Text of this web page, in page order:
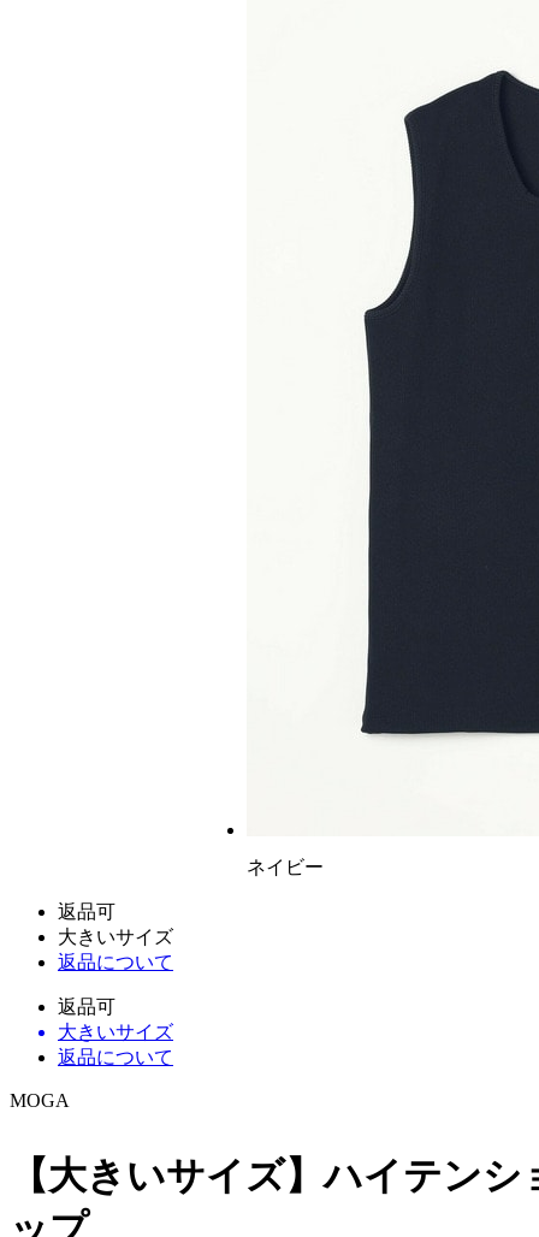
ネイビー
返品可
大きいサイズ
返品について
返品可
大きいサイズ
返品について
MOGA
【大きいサイズ】ハイテン